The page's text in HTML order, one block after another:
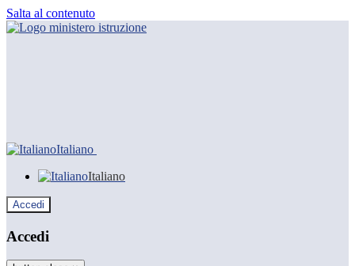
Salta al contenuto
Italiano
Italiano
Accedi
Accedi